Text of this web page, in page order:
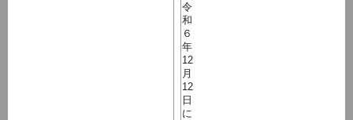
令
和
６
年
12
月
12
日
に